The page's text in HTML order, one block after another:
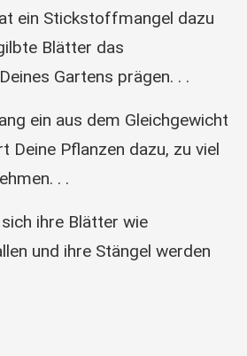
ein Stickstoffmangel dazu
Blätter das
Gartens prägen. . .
ein aus dem Gleichgewicht
Deine Pflanzen dazu, zu viel
. .
ihre Blätter wie
und ihre Stängel werden